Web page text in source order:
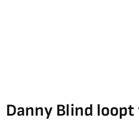
Danny Blind